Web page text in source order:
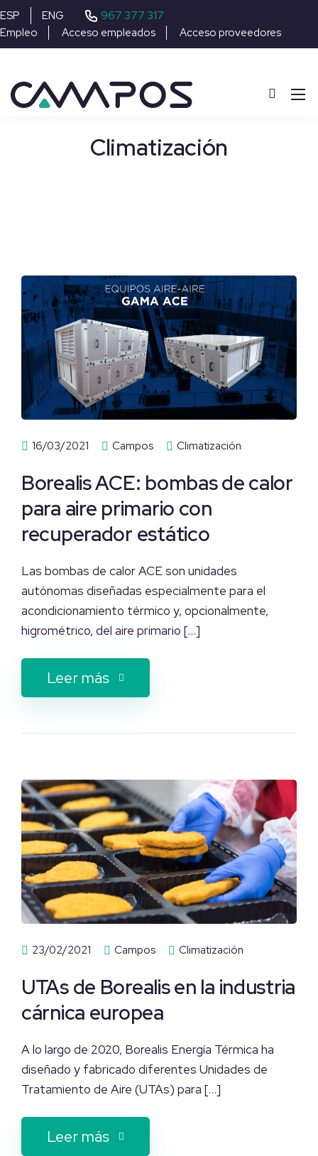
ESP ENG 967 377 317
Empleo Acceso empleados Acceso proveedores
Climatización
16/03/2021 Campos Climatización
Borealis ACE: bombas de calor
para aire primario con
recuperador estático
Las bombas de calor ACE son unidades
autónomas diseñadas especialmente para el
acondicionamiento térmico y, opcionalmente,
higrométrico, del aire primario […]
Leer más
23/02/2021 Campos Climatización
UTAs de Borealis en la industria
cárnica europea
A lo largo de 2020, Borealis Energía Térmica ha
diseñado y fabricado diferentes Unidades de
Tratamiento de Aire (UTAs) para […]
Leer más